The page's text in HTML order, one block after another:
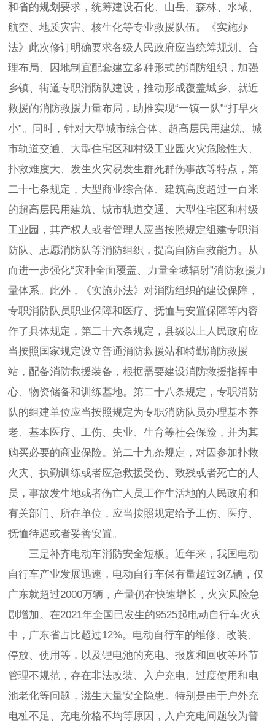
和省的规划要求，统筹建设石化、山岳、森林、水域、
航空、地质灾害、核生化等专业救援队伍。《实施办
法》此次修订明确要求各级人民政府应当统筹规划、合
理布局、因地制宜配套建立多种形式的消防组织，加强
乡镇、街道专职消防队建设，推动形成覆盖城乡、就近
救援的消防救援力量布局，助推实现“一镇一队”“打早灭
小”。同时，针对大型城市综合体、超高层民用建筑、城
市轨道交通、大型住宅区和村级工业园火灾危险性大、
扑救难度大、发生火灾易发生群死群伤事故等特点，第
二十七条规定，大型商业综合体、建筑高度超过一百米
的超高层民用建筑、城市轨道交通、大型住宅区和村级
工业园，其产权人或者管理人应当按照规定组建专职消
防队、志愿消防队等消防组织，提高自防自救能力。从
而进一步强化“灾种全面覆盖、力量全域辐射”消防救援力
量体系。此外，《实施办法》对消防组织的建设保障，
专职消防队员职业保障和医疗、抚恤与安置保障等内容
作了具体规定，第二十六条规定，县级以上人民政府应
当按照国家规定设立普通消防救援站和特勤消防救援
站，配备消防救援装备，根据需要建设消防救援指挥中
心、物资储备和训练基地。第二十八条规定，专职消防
队的组建单位应当按照规定为专职消防队员办理基本养
老、基本医疗、工伤、失业、生育等社会保险，并为其
购买必要的商业保险。第二十九条规定，对因参加扑救
火灾、执勤训练或者应急救援受伤、致残或者死亡的人
员，事故发生地或者伤亡人员工作生活地的人民政府和
有关部门、所在单位，应当按照规定给予工伤、医疗、
抚恤待遇或者妥善安置。
三是补齐电动车消防安全短板。近年来，我国电动
自行车产业发展迅速，电动自行车保有量超过3亿辆，仅
广东就超过2000万辆，产量仍在快速增长，火灾风险急
剧增加。在2021年全国已发生的9525起电动自行车火灾
中，广东省占比超过12%。电动自行车的维修、改装、
停放、使用等，以及锂电池的充电、报废和回收等环节
管理不规范，存在非法改装、入户充电、过度使用和电
池老化等问题，滋生大量安全隐患。特别是由于户外充
电桩不足、充电价格不均等原因，入户充电问题较为普